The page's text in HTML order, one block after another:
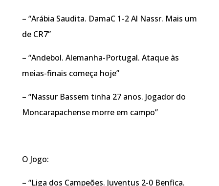
– “Arábia Saudita. DamaC 1-2 Al Nassr. Mais um
de CR7”
– “Andebol. Alemanha-Portugal. Ataque às
meias-finais começa hoje”
– “Nassur Bassem tinha 27 anos. Jogador do
Moncarapachense morre em campo”
O Jogo:
– “Liga dos Campeões. Juventus 2-0 Benfica.